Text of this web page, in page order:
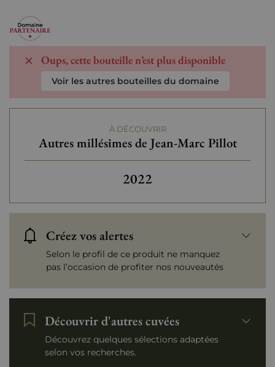
Oups, cette bouteille n’est plus disponible
Voir les autres bouteilles du domaine
À DÉCOUVRIR
Autres millésimes de Jean-Marc Pillot
2022
Créez vos alertes
Selon le profil de ce produit ne manquez
pas l’occasion de profiter nos nouveautés
Découvrir d'autres cuvées
Découvrez quelques sélections adaptées
selon vos recherches.